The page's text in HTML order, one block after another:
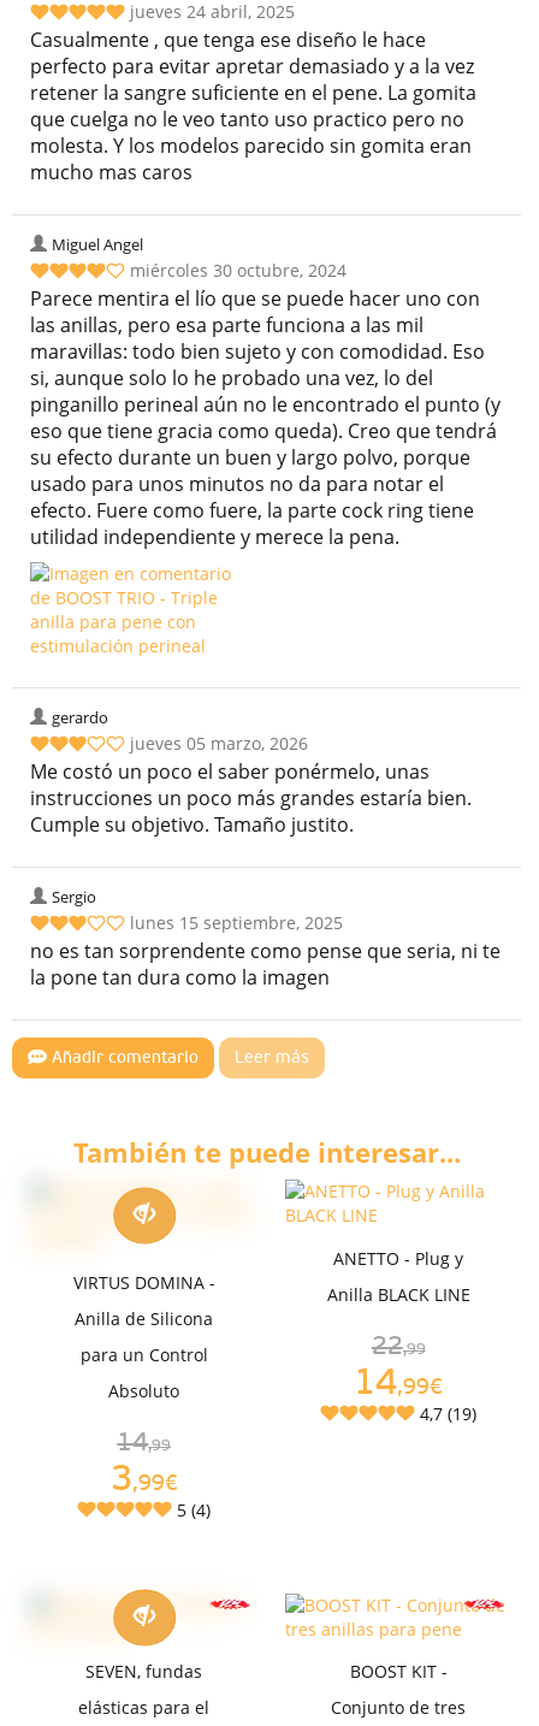
jueves 24 abril, 2025
Casualmente , que tenga ese diseño le hace
perfecto para evitar apretar demasiado y a la vez
retener la sangre suficiente en el pene. La gomita
que cuelga no le veo tanto uso practico pero no
molesta. Y los modelos parecido sin gomita eran
mucho mas caros
Miguel Angel
miércoles 30 octubre, 2024
Parece mentira el lío que se puede hacer uno con
las anillas, pero esa parte funciona a las mil
maravillas: todo bien sujeto y con comodidad. Eso
si, aunque solo lo he probado una vez, lo del
pinganillo perineal aún no le encontrado el punto (y
eso que tiene gracia como queda). Creo que tendrá
su efecto durante un buen y largo polvo, porque
usado para unos minutos no da para notar el
efecto. Fuere como fuere, la parte cock ring tiene
utilidad independiente y merece la pena.
gerardo
jueves 05 marzo, 2026
Me costó un poco el saber ponérmelo, unas
instrucciones un poco más grandes estaría bien.
Cumple su objetivo. Tamaño justito.
Sergio
lunes 15 septiembre, 2025
no es tan sorprendente como pense que seria, ni te
la pone tan dura como la imagen
Añadir comentario Leer más
También te puede interesar...
VIRTUS DOMINA -
Anilla de Silicona
para un Control
Absoluto
14,99
3,99€
5 (4)
ANETTO - Plug y
Anilla BLACK LINE
22,99
14,99€
4,7 (19)
SEVEN, fundas
elásticas para el
BOOST KIT -
Conjunto de tres